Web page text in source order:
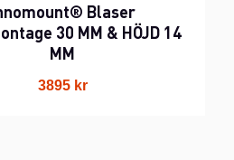
Blaser
30 MM & HÖJD 14
MM
3895 kr